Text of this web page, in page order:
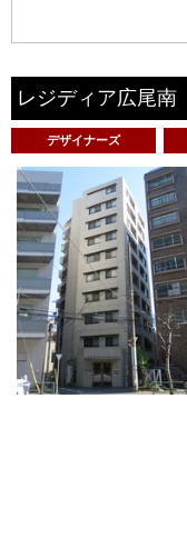
レジディア広尾南
デザイナーズ